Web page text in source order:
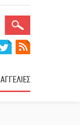
ΑΓΓΕΛΙΕΣ